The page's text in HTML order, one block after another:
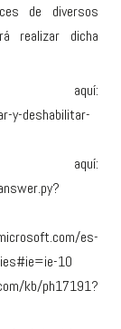
de diversos
realizar dicha
aquí:
y-deshabilitar-
aquí:
es-
10
kb/ph17191?